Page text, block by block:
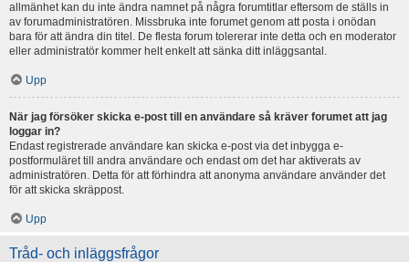
allmänhet kan du inte ändra namnet på några forumtitlar eftersom de ställs in
av forumadministratören. Missbruka inte forumet genom att posta i onödan
bara för att ändra din titel. De flesta forum tolererar inte detta och en moderator
eller administratör kommer helt enkelt att sänka ditt inläggsantal.
Upp
När jag försöker skicka e-post till en användare så kräver forumet att jag
loggar in?
Endast registrerade användare kan skicka e-post via det inbygga e-
postformuläret till andra användare och endast om det har aktiverats av
administratören. Detta för att förhindra att anonyma användare använder det
för att skicka skräppost.
Upp
Tråd- och inläggsfrågor